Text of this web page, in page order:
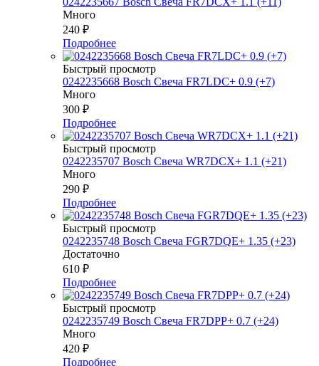
Много
240 ₽
Подробнее
Быстрый просмотр
0242235668 Bosch Свеча FR7LDC+ 0.9 (+7)
Много
300 ₽
Подробнее
Быстрый просмотр
0242235707 Bosch Свеча WR7DCX+ 1.1 (+21)
Много
290 ₽
Подробнее
Быстрый просмотр
0242235748 Bosch Свеча FGR7DQE+ 1.35 (+23)
Достаточно
610 ₽
Подробнее
Быстрый просмотр
0242235749 Bosch Свеча FR7DPP+ 0.7 (+24)
Много
420 ₽
Подробнее